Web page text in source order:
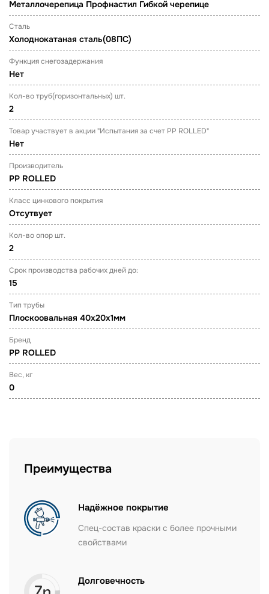
Металлочерепица Профнастил Гибкой черепице
Сталь
Холоднокатаная сталь(08ПС)
Функция снегозадержания
Нет
Кол-во труб(горизонтальных) шт.
2
Товар участвует в акции "Испытания за счет PP ROLLED"
Нет
Производитель
PP ROLLED
Класс цинкового покрытия
Отсутвует
Кол-во опор шт.
2
Срок производства рабочих дней до:
15
Тип трубы
Плоскоовальная 40х20х1мм
Бренд
PP ROLLED
Вес, кг
0
Преимущества
Надёжное покрытие
Спец-состав краски с более прочными
свойствами
Долговечность